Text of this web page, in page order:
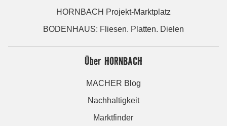
HORNBACH Projekt-Marktplatz
BODENHAUS: Fliesen. Platten. Dielen
Über HORNBACH
MACHER Blog
Nachhaltigkeit
Marktfinder